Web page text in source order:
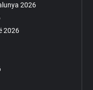
2026
2026